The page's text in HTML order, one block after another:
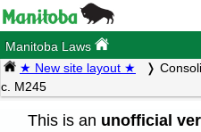
Manitoba Laws
★ New site layout ★
c. M245
This is an unofficial